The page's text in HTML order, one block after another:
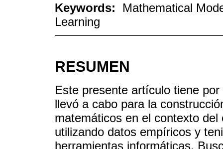
Keywords: Mathematical
Learning
RESUMEN
Este presente artículo tiene
llevó a cabo para la
matemáticos en el contexto
utilizando datos empíricos y
herramientas informáticas.